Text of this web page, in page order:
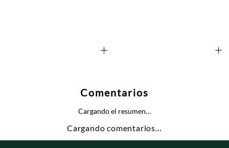
Comentarios
Cargando el resumen…
Cargando comentarios…